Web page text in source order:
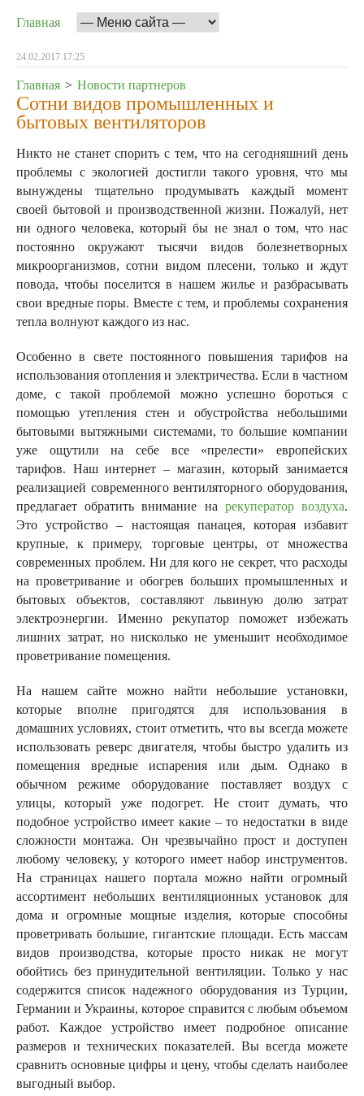
Главная
24.02.2017 17:25
Главная > Новости партнеров
Сотни видов промышленных и
бытовых вентиляторов
Никто не станет спорить с тем, что на сегодняшний день
проблемы с экологией достигли такого уровня, что мы
вынуждены тщательно продумывать каждый момент
своей бытовой и производственной жизни. Пожалуй, нет
ни одного человека, который бы не знал о том, что нас
постоянно окружают тысячи видов болезнетворных
микроорганизмов, сотни видом плесени, только и ждут
повода, чтобы поселится в нашем жилье и разбрасывать
свои вредные поры. Вместе с тем, и проблемы сохранения
тепла волнуют каждого из нас.
Особенно в свете постоянного повышения тарифов на
использования отопления и электричества. Если в частном
доме, с такой проблемой можно успешно бороться с
помощью утепления стен и обустройства небольшими
бытовыми вытяжными системами, то большие компании
уже ощутили на себе все «прелести» европейских
тарифов. Наш интернет – магазин, который занимается
реализацией современного вентиляторного оборудования,
предлагает обратить внимание на рекуператор воздуха.
Это устройство – настоящая панацея, которая избавит
крупные, к примеру, торговые центры, от множества
современных проблем. Ни для кого не секрет, что расходы
на проветривание и обогрев больших промышленных и
бытовых объектов, составляют львиную долю затрат
электроэнергии. Именно рекупатор поможет избежать
лишних затрат, но нисколько не уменьшит необходимое
проветривание помещения.
На нашем сайте можно найти небольшие установки,
которые вполне пригодятся для использования в
домашних условиях, стоит отметить, что вы всегда можете
использовать реверс двигателя, чтобы быстро удалить из
помещения вредные испарения или дым. Однако в
обычном режиме оборудование поставляет воздух с
улицы, который уже подогрет. Не стоит думать, что
подобное устройство имеет какие – то недостатки в виде
сложности монтажа. Он чрезвычайно прост и доступен
любому человеку, у которого имеет набор инструментов.
На страницах нашего портала можно найти огромный
ассортимент небольших вентиляционных установок для
дома и огромные мощные изделия, которые способны
проветривать большие, гигантские площади. Есть массам
видов производства, которые просто никак не могут
обойтись без принудительной вентиляции. Только у нас
содержится список надежного оборудования из Турции,
Германии и Украины, которое справится с любым объемом
работ. Каждое устройство имеет подробное описание
размеров и технических показателей. Вы всегда можете
сравнить основные цифры и цену, чтобы сделать наиболее
выгодный выбор.